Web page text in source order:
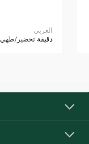
العربي
30 دقيقة تحضير/طهي